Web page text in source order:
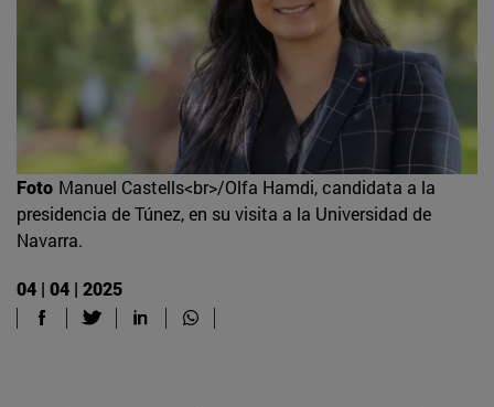
Foto Manuel Castells<br>/Olfa Hamdi, candidata a la
presidencia de Túnez, en su visita a la Universidad de
Navarra.
04 | 04 | 2025